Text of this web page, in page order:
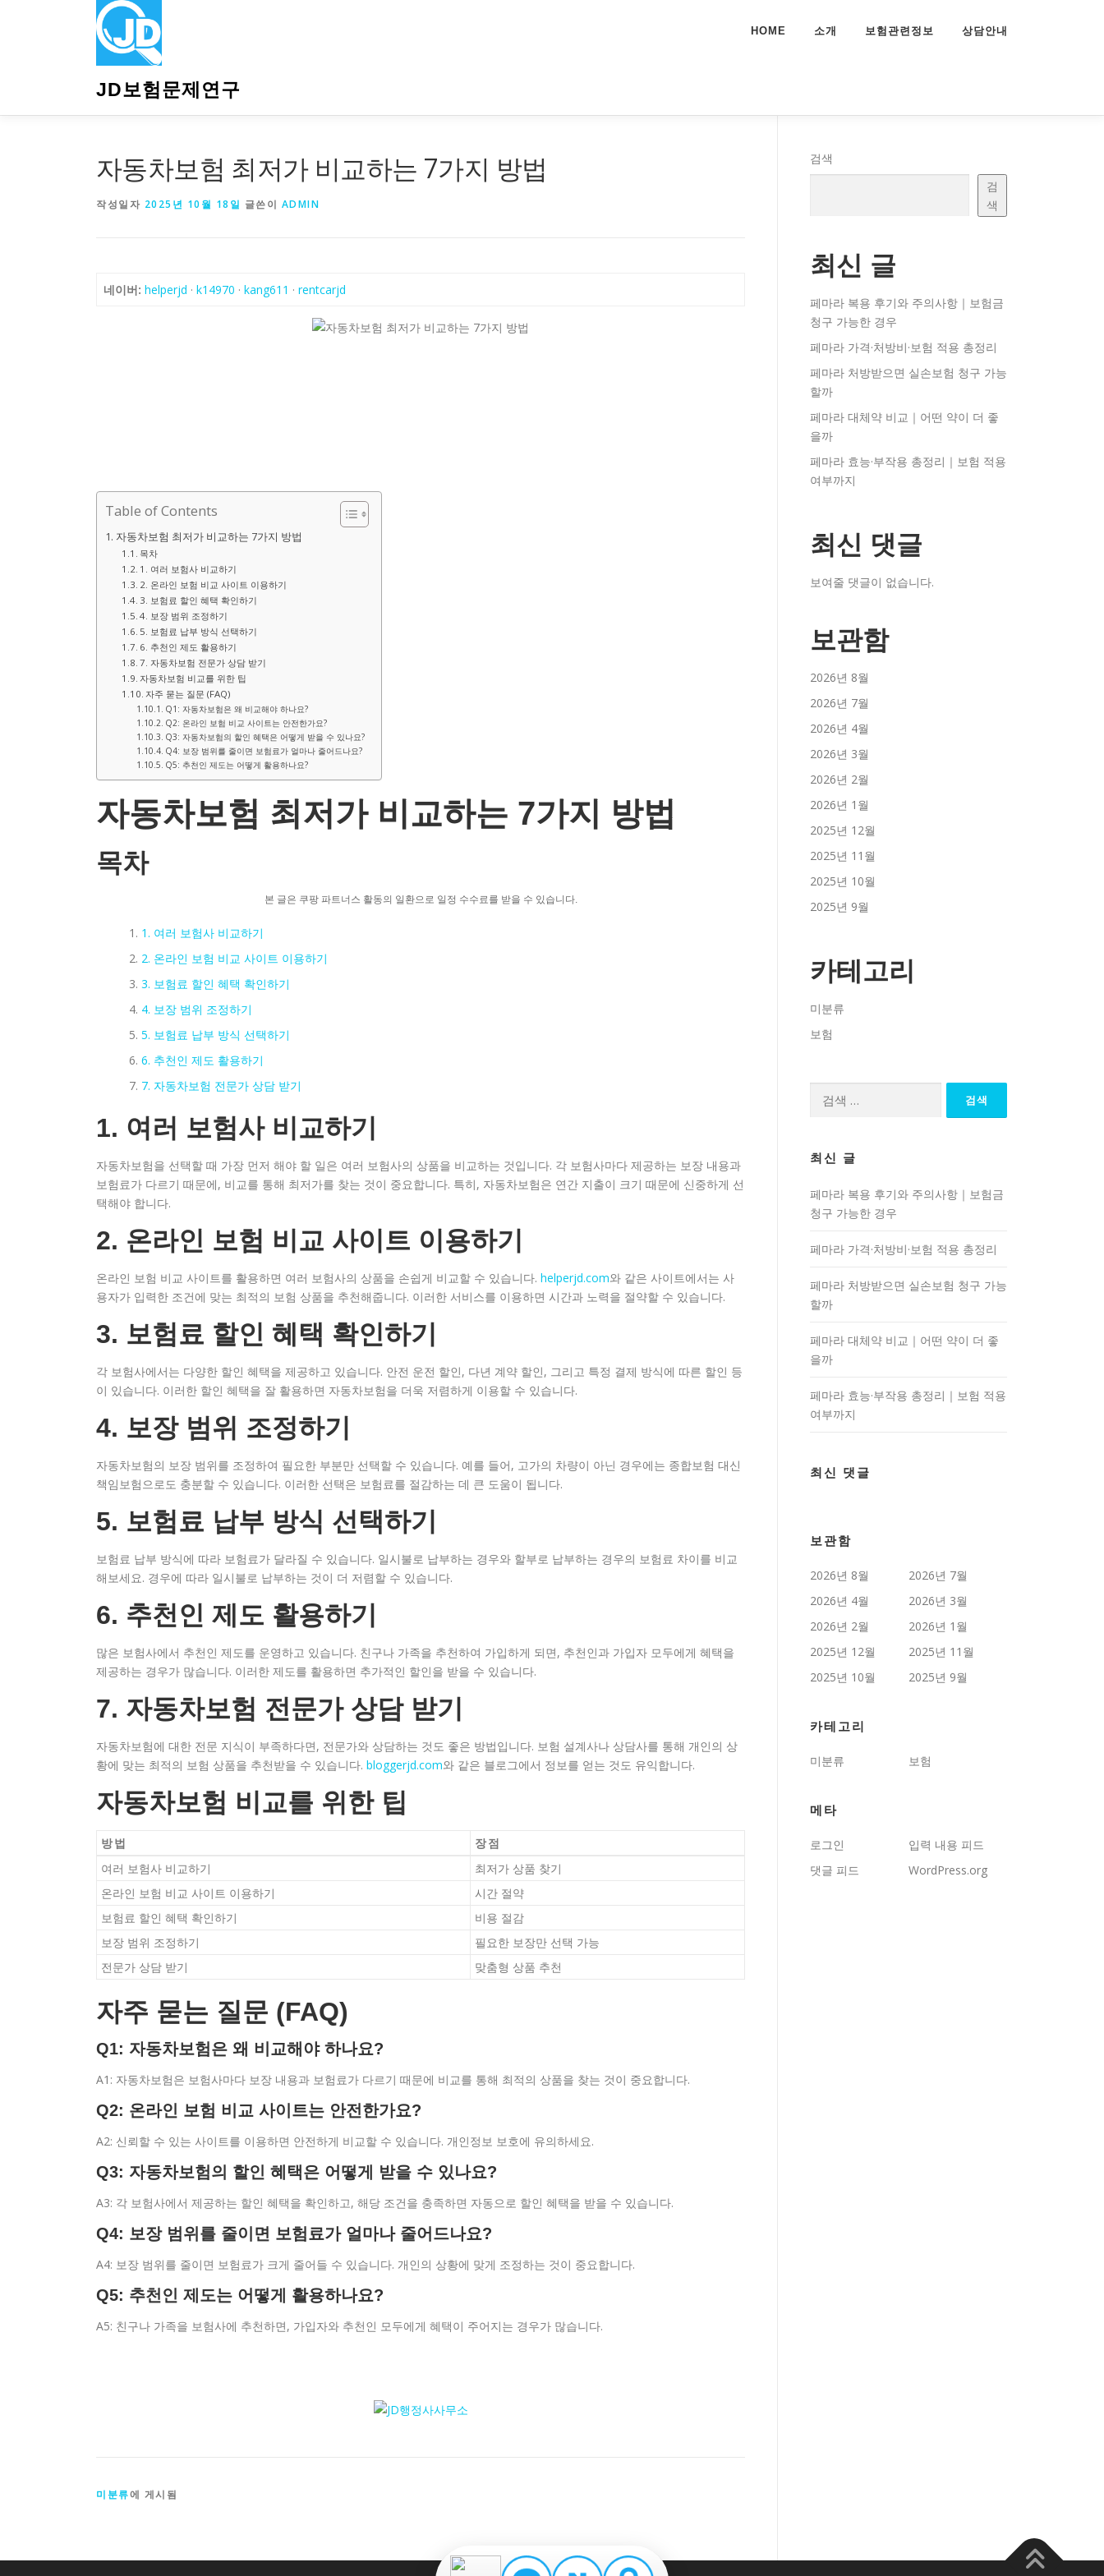
JD보험문제연구
HOME 소개 보험관련정보 상담안내
자동차보험 최저가 비교하는 7가지 방법
작성일자 2025년 10월 18일 글쓴이 ADMIN
네이버: helperjd · k14970 · kang611 · rentcarjd
Table of Contents
자동차보험 최저가 비교하는 7가지 방법
목차
1. 여러 보험사 비교하기
2. 온라인 보험 비교 사이트 이용하기
3. 보험료 할인 혜택 확인하기
4. 보장 범위 조정하기
5. 보험료 납부 방식 선택하기
6. 추천인 제도 활용하기
7. 자동차보험 전문가 상담 받기
자동차보험 비교를 위한 팁
자주 묻는 질문 (FAQ)
Q1: 자동차보험은 왜 비교해야 하나요?
Q2: 온라인 보험 비교 사이트는 안전한가요?
Q3: 자동차보험의 할인 혜택은 어떻게 받을 수 있나요?
Q4: 보장 범위를 줄이면 보험료가 얼마나 줄어드나요?
Q5: 추천인 제도는 어떻게 활용하나요?
자동차보험 최저가 비교하는 7가지 방법
목차
본 글은 쿠팡 파트너스 활동의 일환으로 일정 수수료를 받을 수 있습니다.
1. 여러 보험사 비교하기
2. 온라인 보험 비교 사이트 이용하기
3. 보험료 할인 혜택 확인하기
4. 보장 범위 조정하기
5. 보험료 납부 방식 선택하기
6. 추천인 제도 활용하기
7. 자동차보험 전문가 상담 받기
1. 여러 보험사 비교하기
자동차보험을 선택할 때 가장 먼저 해야 할 일은 여러 보험사의 상품을 비교하는 것입니다. 각 보험사마다 제공하는 보장 내용과
보험료가 다르기 때문에, 비교를 통해 최저가를 찾는 것이 중요합니다. 특히, 자동차보험은 연간 지출이 크기 때문에 신중하게 선
택해야 합니다.
2. 온라인 보험 비교 사이트 이용하기
온라인 보험 비교 사이트를 활용하면 여러 보험사의 상품을 손쉽게 비교할 수 있습니다. helperjd.com와 같은 사이트에서는 사
용자가 입력한 조건에 맞는 최적의 보험 상품을 추천해줍니다. 이러한 서비스를 이용하면 시간과 노력을 절약할 수 있습니다.
3. 보험료 할인 혜택 확인하기
각 보험사에서는 다양한 할인 혜택을 제공하고 있습니다. 안전 운전 할인, 다년 계약 할인, 그리고 특정 결제 방식에 따른 할인 등
이 있습니다. 이러한 할인 혜택을 잘 활용하면 자동차보험을 더욱 저렴하게 이용할 수 있습니다.
4. 보장 범위 조정하기
자동차보험의 보장 범위를 조정하여 필요한 부분만 선택할 수 있습니다. 예를 들어, 고가의 차량이 아닌 경우에는 종합보험 대신
책임보험으로도 충분할 수 있습니다. 이러한 선택은 보험료를 절감하는 데 큰 도움이 됩니다.
5. 보험료 납부 방식 선택하기
보험료 납부 방식에 따라 보험료가 달라질 수 있습니다. 일시불로 납부하는 경우와 할부로 납부하는 경우의 보험료 차이를 비교
해보세요. 경우에 따라 일시불로 납부하는 것이 더 저렴할 수 있습니다.
6. 추천인 제도 활용하기
많은 보험사에서 추천인 제도를 운영하고 있습니다. 친구나 가족을 추천하여 가입하게 되면, 추천인과 가입자 모두에게 혜택을
제공하는 경우가 많습니다. 이러한 제도를 활용하면 추가적인 할인을 받을 수 있습니다.
7. 자동차보험 전문가 상담 받기
자동차보험에 대한 전문 지식이 부족하다면, 전문가와 상담하는 것도 좋은 방법입니다. 보험 설계사나 상담사를 통해 개인의 상
황에 맞는 최적의 보험 상품을 추천받을 수 있습니다. bloggerjd.com와 같은 블로그에서 정보를 얻는 것도 유익합니다.
자동차보험 비교를 위한 팁
방법
장점
여러 보험사 비교하기
최저가 상품 찾기
온라인 보험 비교 사이트 이용하기
시간 절약
보험료 할인 혜택 확인하기
비용 절감
보장 범위 조정하기
필요한 보장만 선택 가능
전문가 상담 받기
맞춤형 상품 추천
자주 묻는 질문 (FAQ)
Q1: 자동차보험은 왜 비교해야 하나요?
A1: 자동차보험은 보험사마다 보장 내용과 보험료가 다르기 때문에 비교를 통해 최적의 상품을 찾는 것이 중요합니다.
Q2: 온라인 보험 비교 사이트는 안전한가요?
A2: 신뢰할 수 있는 사이트를 이용하면 안전하게 비교할 수 있습니다. 개인정보 보호에 유의하세요.
Q3: 자동차보험의 할인 혜택은 어떻게 받을 수 있나요?
A3: 각 보험사에서 제공하는 할인 혜택을 확인하고, 해당 조건을 충족하면 자동으로 할인 혜택을 받을 수 있습니다.
Q4: 보장 범위를 줄이면 보험료가 얼마나 줄어드나요?
A4: 보장 범위를 줄이면 보험료가 크게 줄어들 수 있습니다. 개인의 상황에 맞게 조정하는 것이 중요합니다.
Q5: 추천인 제도는 어떻게 활용하나요?
A5: 친구나 가족을 보험사에 추천하면, 가입자와 추천인 모두에게 혜택이 주어지는 경우가 많습니다.
미분류에 게시됨
검색
검
색
최신 글
페마라 복용 후기와 주의사항｜보험금
청구 가능한 경우
페마라 가격·처방비·보험 적용 총정리
페마라 처방받으면 실손보험 청구 가능
할까
페마라 대체약 비교｜어떤 약이 더 좋
을까
페마라 효능·부작용 총정리｜보험 적용
여부까지
최신 댓글
보여줄 댓글이 없습니다.
보관함
2026년 8월
2026년 7월
2026년 4월
2026년 3월
2026년 2월
2026년 1월
2025년 12월
2025년 11월
2025년 10월
2025년 9월
카테고리
미분류
보험
최신 글
페마라 복용 후기와 주의사항｜보험금
청구 가능한 경우
페마라 가격·처방비·보험 적용 총정리
페마라 처방받으면 실손보험 청구 가능
할까
페마라 대체약 비교｜어떤 약이 더 좋
을까
페마라 효능·부작용 총정리｜보험 적용
여부까지
최신 댓글
보관함
2026년 8월
2026년 7월
2026년 4월
2026년 3월
2026년 2월
2026년 1월
2025년 12월
2025년 11월
2025년 10월
2025년 9월
카테고리
미분류 보험
메타
로그인
입력 내용 피드
댓글 피드
WordPress.org